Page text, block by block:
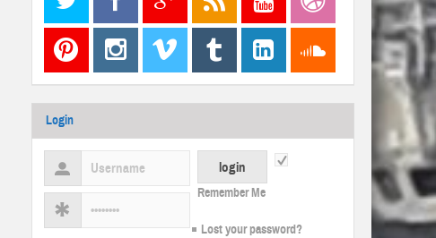
Login
Remember Me
Lost your password?